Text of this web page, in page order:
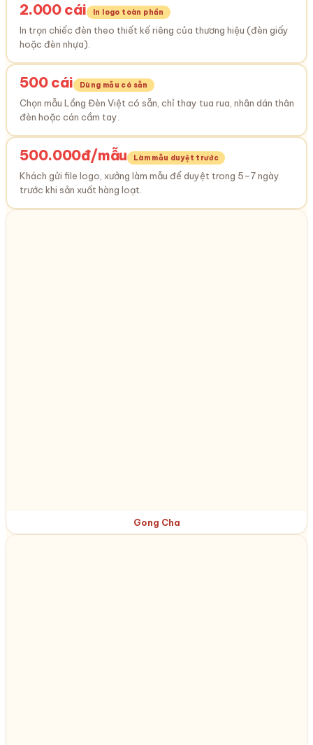
2.000 cái In logo toàn phần
In trọn chiếc đèn theo thiết kế riêng của thương hiệu (đèn giấy
hoặc đèn nhựa).
500 cái Dùng mẫu có sẵn
Chọn mẫu Lồng Đèn Việt có sẵn, chỉ thay tua rua, nhãn dán thân
đèn hoặc cán cầm tay.
500.000đ/mẫu Làm mẫu duyệt trước
Khách gửi file logo, xưởng làm mẫu để duyệt trong 5–7 ngày
trước khi sản xuất hàng loạt.
Gong Cha